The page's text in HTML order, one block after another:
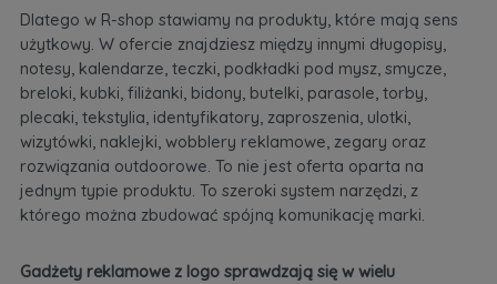
Dlatego w R-shop stawiamy na produkty, które mają sens
użytkowy. W ofercie znajdziesz między innymi długopisy,
notesy, kalendarze, teczki, podkładki pod mysz, smycze,
breloki, kubki, filiżanki, bidony, butelki, parasole, torby,
plecaki, tekstylia, identyfikatory, zaproszenia, ulotki,
wizytówki, naklejki, wobblery reklamowe, zegary oraz
rozwiązania outdoorowe. To nie jest oferta oparta na
jednym typie produktu. To szeroki system narzędzi, z
którego można zbudować spójną komunikację marki.
Gadżety reklamowe z logo sprawdzają się w wielu